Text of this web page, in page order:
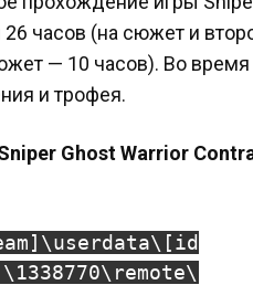
26 часов (на сюжет и
— 10 часов). Во
и трофея.
Ghost Warrior